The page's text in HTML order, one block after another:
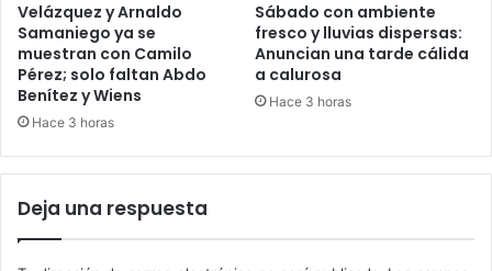
Velázquez y Arnaldo
Samaniego ya se
muestran con Camilo
Pérez; solo faltan Abdo
Benítez y Wiens
Hace 3 horas
Sábado con ambiente
fresco y lluvias dispersas:
Anuncian una tarde cálida
a calurosa
Hace 3 horas
Deja una respuesta